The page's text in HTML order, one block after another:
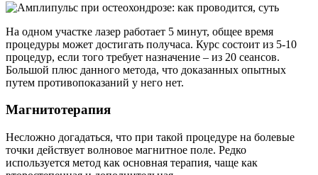
На одном участке лазер работает 5 минут, общее время
процедуры может достигать получаса. Курс состоит из 5-10
процедур, если того требует назначение – из 20 сеансов.
Большой плюс данного метода, что доказанных опытных
путем противопоказаний у него нет.
Магнитотерапия
Несложно догадаться, что при такой процедуре на болевые
точки действует волновое магнитное поле. Редко
используется метод как основная терапия, чаще как